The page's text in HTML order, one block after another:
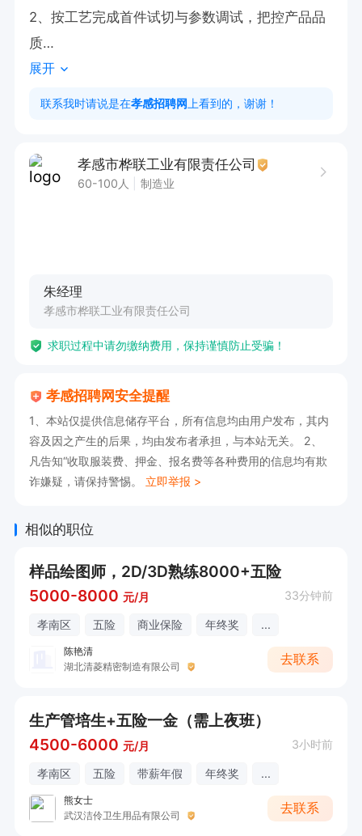
2、按工艺完成首件试切与参数调试，把控产品品
质
3、使用量具自检产品，记录数据，及时上报异常
4、负责设备日常养护，协助处理简易故障
1、中专 / 技校及以上学历，机械、数控相关专业
4、能看懂机械图纸，掌握加工工艺与尺寸公差
夏季：8:00-12:00，14:00-18:00
薪资待遇
1、底薪：7000-7500 元 / 月，综合月薪（底薪 +
绩效 + 加班补助）不含社保到手11000-12000左
右；
3、绩效与月产值挂钩，超额越多绩效越高。
职位福利：缴纳五险，提供包吃包住，另享加班补
助。
展开
联系我时请说是在孝感招聘网 上看到的，谢谢！
孝感市桦联工业有限责任公司
60-100人 制造业
朱经理
孝感市桦联工业有限责任公司
求职过程中请勿缴纳费用，保持谨慎防止受骗！
孝感招聘网安全提醒
1、本站仅提供信息储存平台，所有信息均由用户发布，其内
容及因之产生的后果，均由发布者承担，与本站无关。 2、
凡告知“收取服装费、押金、报名费等各种费用的信息均有欺
诈嫌疑，请保持警惕。 立即举报 >
相似的职位
样品绘图师，2D/3D熟练8000+五险
5000-8000 元/月 33分钟前
孝南区 五险 商业保险 年终奖 ...
陈艳清
湖北清菱精密制造有限公司
去联系
生产管培生+五险一金（需上夜班）
4500-6000 元/月 3小时前
孝南区 五险 带薪年假 年终奖 ...
熊女士
武汉洁伶卫生用品有限公司
去联系